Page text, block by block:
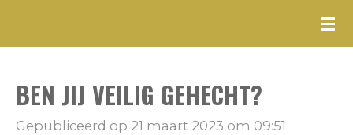
deBEN JIJ VEILIG GEHECHT?
Gepubliceerd op 21 maart 2023 om 09:51